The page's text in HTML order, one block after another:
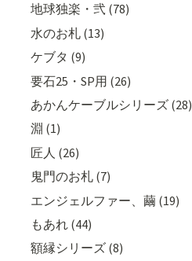
地球独楽・弐 (78)
水のお札 (13)
ケブタ (9)
要石25・SP用 (26)
あかんケーブルシリーズ (28)
淵 (1)
匠人 (26)
鬼門のお札 (7)
エンジェルファー、繭 (19)
もあれ (44)
額縁シリーズ (8)